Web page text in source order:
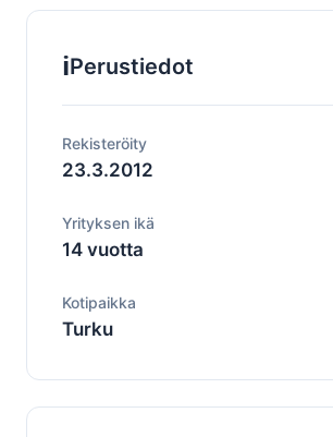
ℹ️Perustiedot
Rekisteröity
23.3.2012
Yrityksen ikä
14 vuotta
Kotipaikka
Turku